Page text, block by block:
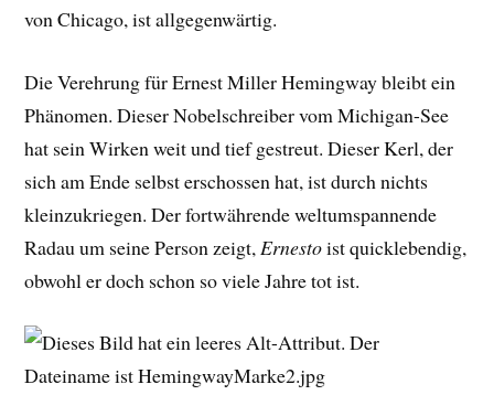
von Chicago, ist allgegenwärtig.
Die Verehrung für Ernest Miller Hemingway bleibt ein
Phänomen. Dieser Nobelschreiber vom Michigan-See
hat sein Wirken weit und tief gestreut. Dieser Kerl, der
sich am Ende selbst erschossen hat, ist durch nichts
kleinzukriegen. Der fortwährende weltumspannende
Radau um seine Person zeigt, Ernestoist quicklebendig,
obwohl er doch schon so viele Jahre tot ist.